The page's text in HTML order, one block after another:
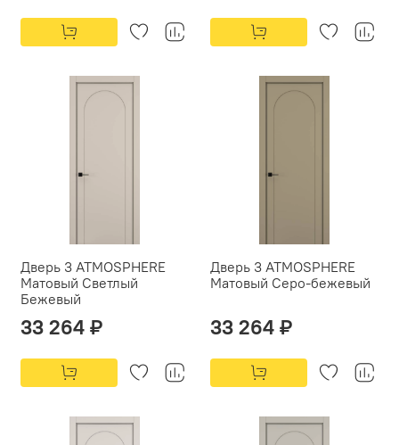
Дверь 3 ATMOSPHERE
Матовый Светлый
Бежевый
33 264 ₽
Дверь 3 ATMOSPHERE
Матовый Серо-бежевый
33 264 ₽